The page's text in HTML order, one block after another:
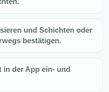
und Schichten oder
bestätigen.
der App ein- und